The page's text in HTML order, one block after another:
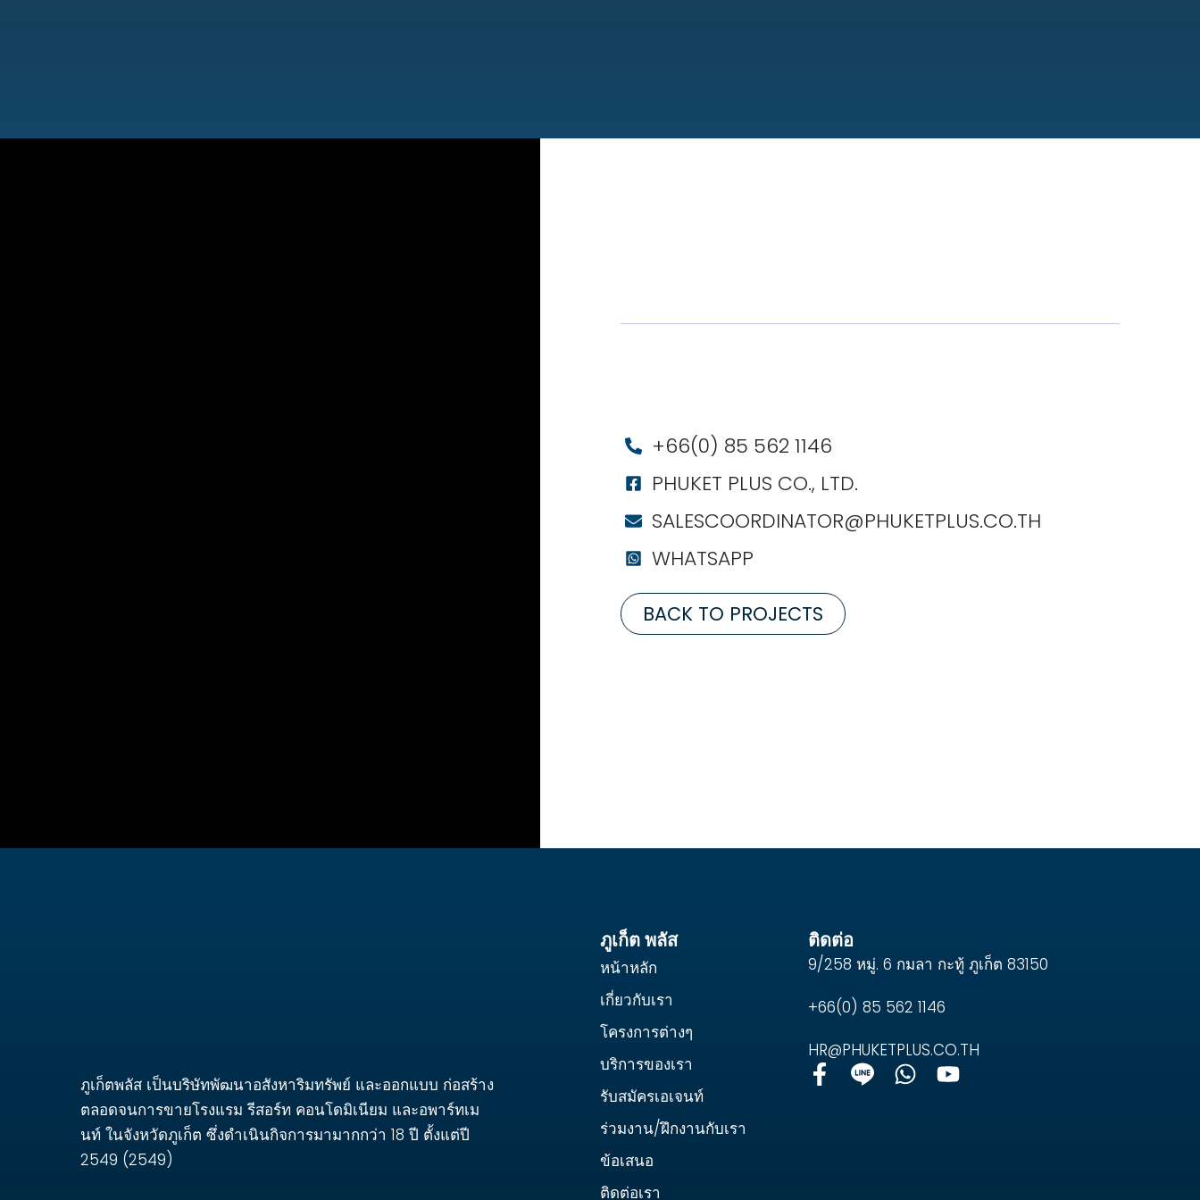
+66(0) 85 562 1146
PHUKET PLUS CO., LTD.
SALESCOORDINATOR@PHUKETPLUS.CO.TH
WHATSAPP
BACK TO PROJECTS
ภูเก็ตพลัส เป็นบริษัทพัฒนาอสังหาริมทรัพย์ และออกแบบ ก่อสร้าง
ตลอดจนการขายโรงแรม รีสอร์ท คอนโดมิเนียม และอพาร์ทเม
นท์ ในจังหวัดภูเก็ต ซึ่งดำเนินกิจการมามากกว่า 18 ปี ตั้งแต่ปี
2549 (2549)
ภูเก็ต พลัส
หน้าหลัก
เกี่ยวกับเรา
โครงการต่างๆ
บริการของเรา
รับสมัครเอเจนท์
ร่วมงาน/ฝึกงานกับเรา
ข้อเสนอ
ติดต่อเรา
ติดต่อ
9/258 หมู่. 6 กมลา กะทู้ ภูเก็ต 83150
+66(0) 85 562 1146
HR@PHUKETPLUS.CO.TH
F
a
W Y